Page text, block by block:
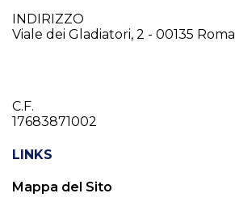
INDIRIZZO
Viale dei Gladiatori, 2 - 00135 Roma
C.F.
17683871002
LINKS
Mappa del Sito